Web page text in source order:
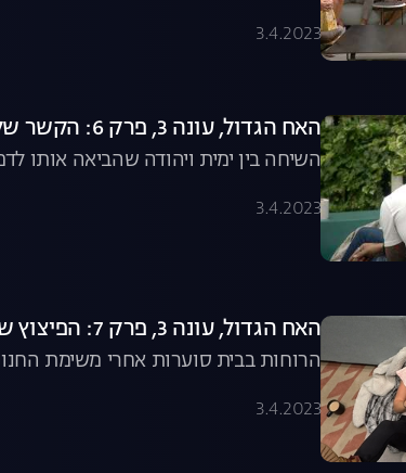
3.4.2023
האח הגדול, עונה 3, פרק 6: הקשר של קארין וג'וזי ממשיך להסתבך
השיחה בין ימית ויהודה שהביאה אותו
3.4.2023
האח הגדול, עונה 3, פרק 7: הפיצוץ שחילק את הבית לשניים
הרוחות בבית סוערות אחרי משימת
3.4.2023